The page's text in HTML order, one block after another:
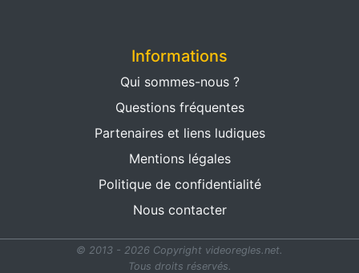
Informations
Qui sommes-nous ?
Questions fréquentes
Partenaires et liens ludiques
Mentions légales
Politique de confidentialité
Nous contacter
© 2013 - 2026 Copyright videoregles.net.
Tous droits réservés.